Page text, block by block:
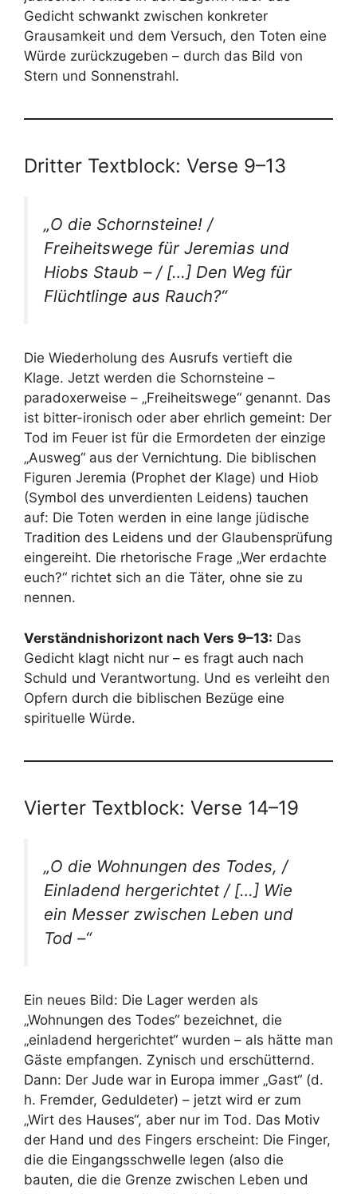
Gedicht schwankt zwischen konkreter
Grausamkeit und dem Versuch, den Toten eine
Würde zurückzugeben – durch das Bild von
Stern und Sonnenstrahl.
Dritter Textblock: Verse 9–13
„O die Schornsteine! /
Freiheitswege für Jeremias und
Hiobs Staub – / […] Den Weg für
Flüchtlinge aus Rauch?“
Die Wiederholung des Ausrufs vertieft die
Klage. Jetzt werden die Schornsteine –
paradoxerweise – „Freiheitswege“ genannt. Das
ist bitter-ironisch oder aber ehrlich gemeint: Der
Tod im Feuer ist für die Ermordeten der einzige
„Ausweg“ aus der Vernichtung. Die biblischen
Figuren Jeremia (Prophet der Klage) und Hiob
(Symbol des unverdienten Leidens) tauchen
auf: Die Toten werden in eine lange jüdische
Tradition des Leidens und der Glaubensprüfung
eingereiht. Die rhetorische Frage „Wer erdachte
euch?“ richtet sich an die Täter, ohne sie zu
nennen.
Verständnishorizont nach Vers 9–13: Das
Gedicht klagt nicht nur – es fragt auch nach
Schuld und Verantwortung. Und es verleiht den
Opfern durch die biblischen Bezüge eine
spirituelle Würde.
Vierter Textblock: Verse 14–19
„O die Wohnungen des Todes, /
Einladend hergerichtet / […] Wie
ein Messer zwischen Leben und
Tod –“
Ein neues Bild: Die Lager werden als
„Wohnungen des Todes“ bezeichnet, die
„einladend hergerichtet“ wurden – als hätte man
Gäste empfangen. Zynisch und erschütternd.
Dann: Der Jude war in Europa immer „Gast“ (d.
h. Fremder, Geduldeter) – jetzt wird er zum
„Wirt des Hauses“, aber nur im Tod. Das Motiv
der Hand und des Fingers erscheint: Die Finger,
die die Eingangsschwelle legen (also die
bauten, die die Grenze zwischen Leben und